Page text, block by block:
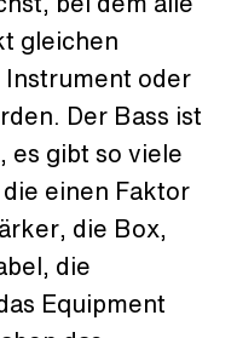
gleichen
oder
Der Bass ist
es gibt so viele
einen Faktor
die Box,
die
Equipment